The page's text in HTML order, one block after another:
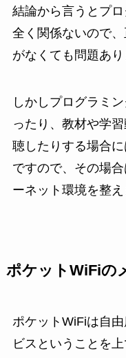
結論から言うとプ
全く関係ないので
がなくても問題あり
しかしプログラミ
ったり、教材や学
聴したりする場合
ですので、その場
ーネット環境を整え
ポケットWiFiの
ポケットWiFiは自
ビスということを